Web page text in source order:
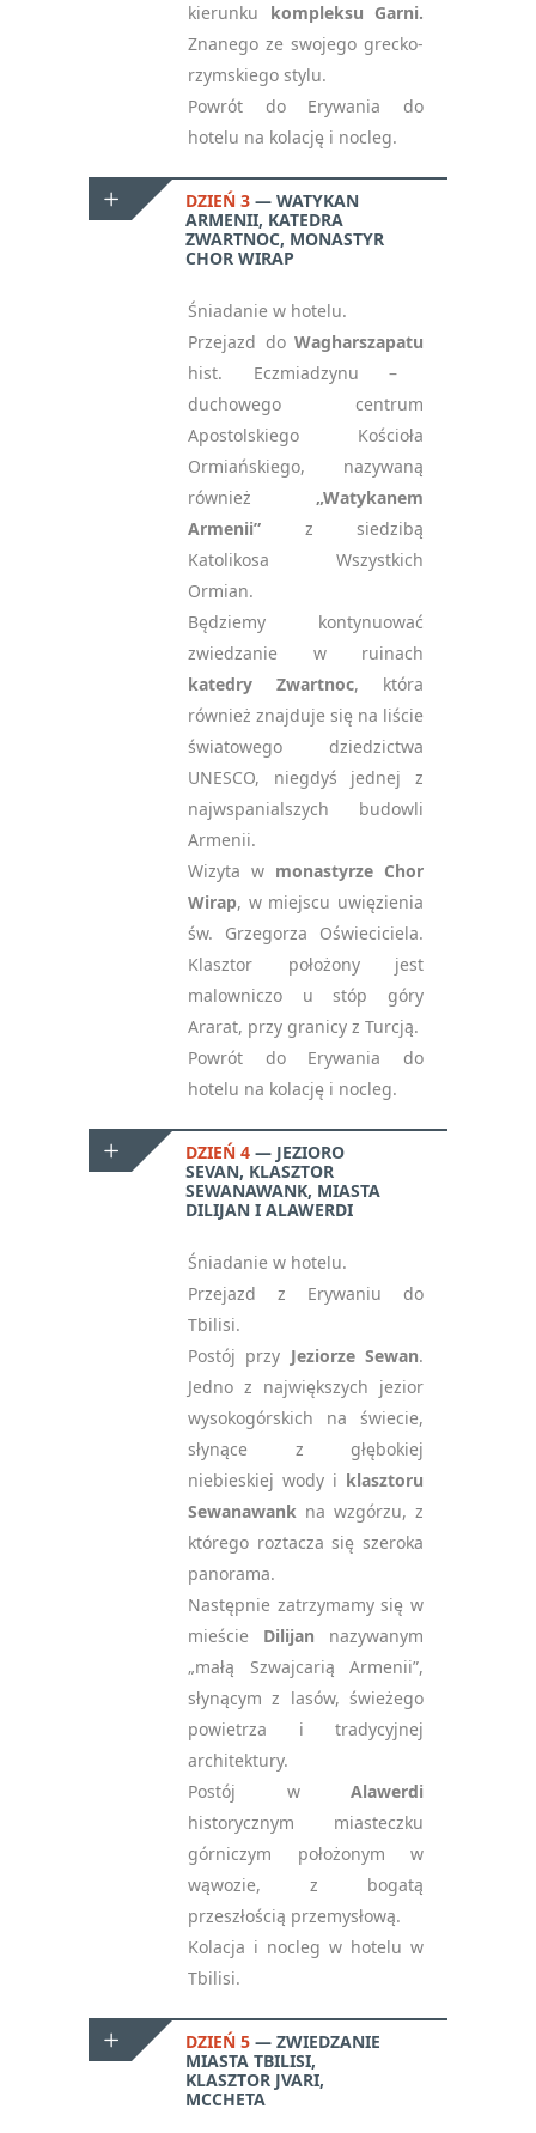
kierunku kompleksu Garni.
Znanego ze swojego grecko-
rzymskiego stylu.
Powrót do Erywania do
hotelu na kolację i nocleg.
DZIEŃ 3
WATYKAN
ARMENII, KATEDRA
ZWARTNOC, MONASTYR
CHOR WIRAP
Śniadanie w hotelu.
Przejazd do Wagharszapatu
hist. Eczmiadzynu –
duchowego centrum
Apostolskiego Kościoła
Ormiańskiego, nazywaną
również „Watykanem
Armenii” z siedzibą
Katolikosa Wszystkich
Ormian.
Będziemy kontynuować
zwiedzanie w ruinach
katedry Zwartnoc, która
również znajduje się na liście
światowego dziedzictwa
UNESCO, niegdyś jednej z
najwspanialszych budowli
Armenii.
Wizyta w monastyrze Chor
Wirap, w miejscu uwięzienia
św. Grzegorza Oświeciciela.
Klasztor położony jest
malowniczo u stóp góry
Ararat, przy granicy z Turcją.
Powrót do Erywania do
hotelu na kolację i nocleg.
DZIEŃ 4
JEZIORO
SEVAN, KLASZTOR
SEWANAWANK, MIASTA
DILIJAN I ALAWERDI
Śniadanie w hotelu.
Przejazd z Erywaniu do
Tbilisi.
Postój przy Jeziorze Sewan.
Jedno z największych jezior
wysokogórskich na świecie,
słynące z głębokiej
niebieskiej wody i klasztoru
Sewanawank na wzgórzu, z
którego roztacza się szeroka
panorama.
Następnie zatrzymamy się w
mieście Dilijan nazywanym
„małą Szwajcarią Armenii”,
słynącym z lasów, świeżego
powietrza i tradycyjnej
architektury.
Postój w Alawerdi
historycznym miasteczku
górniczym położonym w
wąwozie, z bogatą
przeszłością przemysłową.
Kolacja i nocleg w hotelu w
Tbilisi.
DZIEŃ 5
ZWIEDZANIE
MIASTA TBILISI,
KLASZTOR JVARI,
MCCHETA